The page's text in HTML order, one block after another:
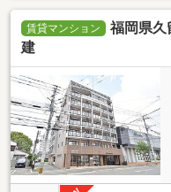
賃貸マンション
福岡県久
建